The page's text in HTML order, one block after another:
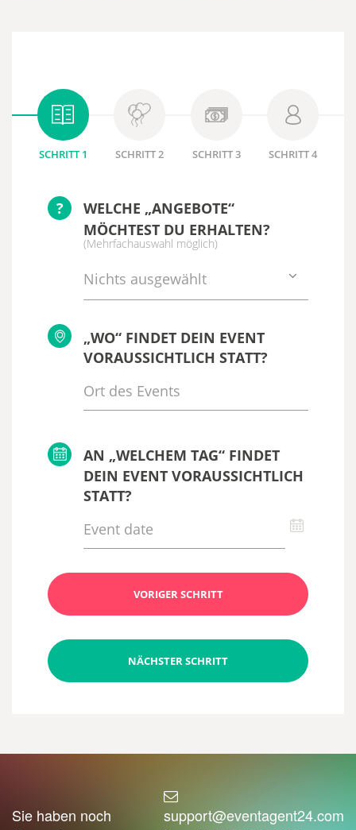
SCHRITT 1 SCHRITT 2 SCHRITT 3 SCHRITT 4
?
WELCHE „ANGEBOTE“
MÖCHTEST DU ERHALTEN?
(Mehrfachauswahl möglich)
Nichts ausgewählt
„WO“ FINDET DEIN EVENT
VORAUSSICHTLICH STATT?
AN „WELCHEM TAG“ FINDET
DEIN EVENT VORAUSSICHTLICH
STATT?
VORIGER SCHRITT
NÄCHSTER SCHRITT
Sie haben noch
support@eventagent24.com